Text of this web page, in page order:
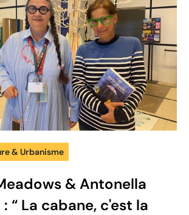
& Urbanisme
& Antonella
“ La cabane, c'est la